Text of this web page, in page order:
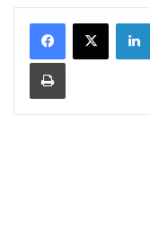
Print